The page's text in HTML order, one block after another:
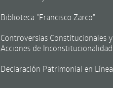
Biblioteca "Francisco Zarco"
Controversias Constitucionales y
Acciones de Inconstitucionalidad
Declaración Patrimonial en Línea